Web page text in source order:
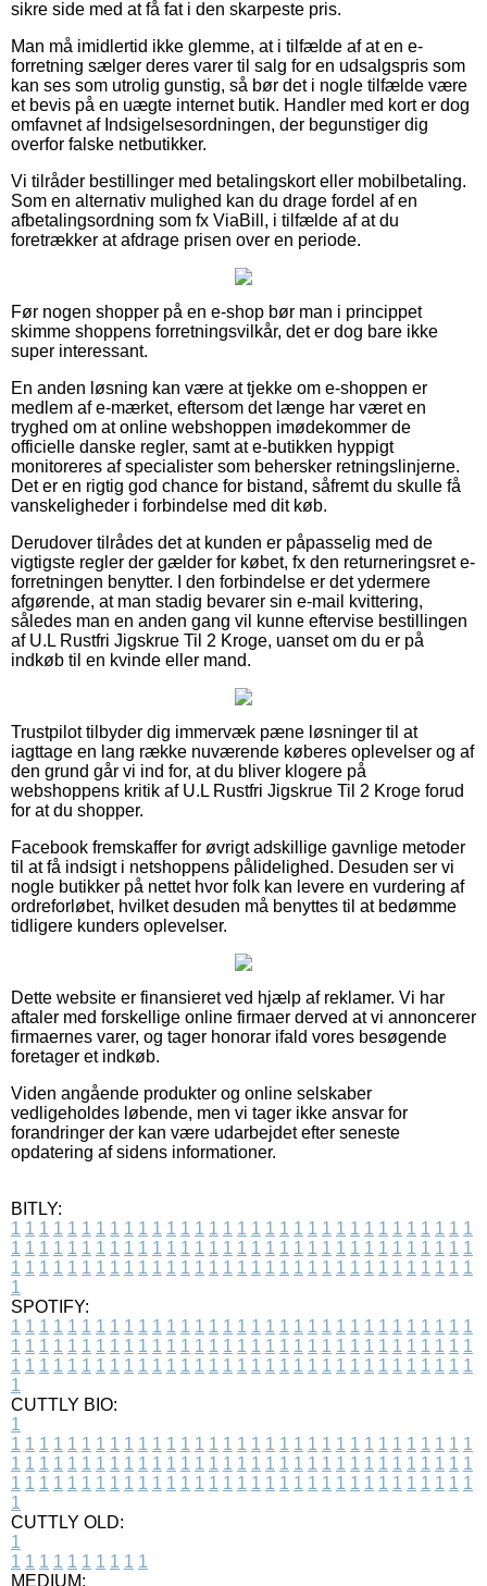
sikre side med at få fat i den skarpeste pris.
Man må imidlertid ikke glemme, at i tilfælde af at en e-
forretning sælger deres varer til salg for en udsalgspris som
kan ses som utrolig gunstig, så bør det i nogle tilfælde være
et bevis på en uægte internet butik. Handler med kort er dog
omfavnet af Indsigelsesordningen, der begunstiger dig
overfor falske netbutikker.
Vi tilråder bestillinger med betalingskort eller mobilbetaling.
Som en alternativ mulighed kan du drage fordel af en
afbetalingsordning som fx ViaBill, i tilfælde af at du
foretrækker at afdrage prisen over en periode.
Før nogen shopper på en e-shop bør man i princippet
skimme shoppens forretningsvilkår, det er dog bare ikke
super interessant.
En anden løsning kan være at tjekke om e-shoppen er
medlem af e-mærket, eftersom det længe har været en
tryghed om at online webshoppen imødekommer de
officielle danske regler, samt at e-butikken hyppigt
monitoreres af specialister som behersker retningslinjerne.
Det er en rigtig god chance for bistand, såfremt du skulle få
vanskeligheder i forbindelse med dit køb.
Derudover tilrådes det at kunden er påpasselig med de
vigtigste regler der gælder for købet, fx den returneringsret e-
forretningen benytter. I den forbindelse er det ydermere
afgørende, at man stadig bevarer sin e-mail kvittering,
således man en anden gang vil kunne eftervise bestillingen
af U.L Rustfri Jigskrue Til 2 Kroge, uanset om du er på
indkøb til en kvinde eller mand.
Trustpilot tilbyder dig immervæk pæne løsninger til at
iagttage en lang række nuværende køberes oplevelser og af
den grund går vi ind for, at du bliver klogere på
webshoppens kritik af U.L Rustfri Jigskrue Til 2 Kroge forud
for at du shopper.
Facebook fremskaffer for øvrigt adskillige gavnlige metoder
til at få indsigt i netshoppens pålidelighed. Desuden ser vi
nogle butikker på nettet hvor folk kan levere en vurdering af
ordreforløbet, hvilket desuden må benyttes til at bedømme
tidligere kunders oplevelser.
Dette website er finansieret ved hjælp af reklamer. Vi har
aftaler med forskellige online firmaer derved at vi annoncerer
firmaernes varer, og tager honorar ifald vores besøgende
foretager et indkøb.
Viden angående produkter og online selskaber
vedligeholdes løbende, men vi tager ikke ansvar for
forandringer der kan være udarbejdet efter seneste
opdatering af sidens informationer.
BITLY:
1 1 1 1 1 1 1 1 1 1 1 1 1 1 1 1 1 1 1 1 1 1 1 1 1 1 1 1 1 1 1 1 1
1 1 1 1 1 1 1 1 1 1 1 1 1 1 1 1 1 1 1 1 1 1 1 1 1 1 1 1 1 1 1 1 1
1 1 1 1 1 1 1 1 1 1 1 1 1 1 1 1 1 1 1 1 1 1 1 1 1 1 1 1 1 1 1 1 1
1
SPOTIFY:
1 1 1 1 1 1 1 1 1 1 1 1 1 1 1 1 1 1 1 1 1 1 1 1 1 1 1 1 1 1 1 1 1
1 1 1 1 1 1 1 1 1 1 1 1 1 1 1 1 1 1 1 1 1 1 1 1 1 1 1 1 1 1 1 1 1
1 1 1 1 1 1 1 1 1 1 1 1 1 1 1 1 1 1 1 1 1 1 1 1 1 1 1 1 1 1 1 1 1
1
CUTTLY BIO:
1
1 1 1 1 1 1 1 1 1 1 1 1 1 1 1 1 1 1 1 1 1 1 1 1 1 1 1 1 1 1 1 1 1
1 1 1 1 1 1 1 1 1 1 1 1 1 1 1 1 1 1 1 1 1 1 1 1 1 1 1 1 1 1 1 1 1
1 1 1 1 1 1 1 1 1 1 1 1 1 1 1 1 1 1 1 1 1 1 1 1 1 1 1 1 1 1 1 1 1
1
CUTTLY OLD:
1
1 1 1 1 1 1 1 1 1 1
MEDIUM: